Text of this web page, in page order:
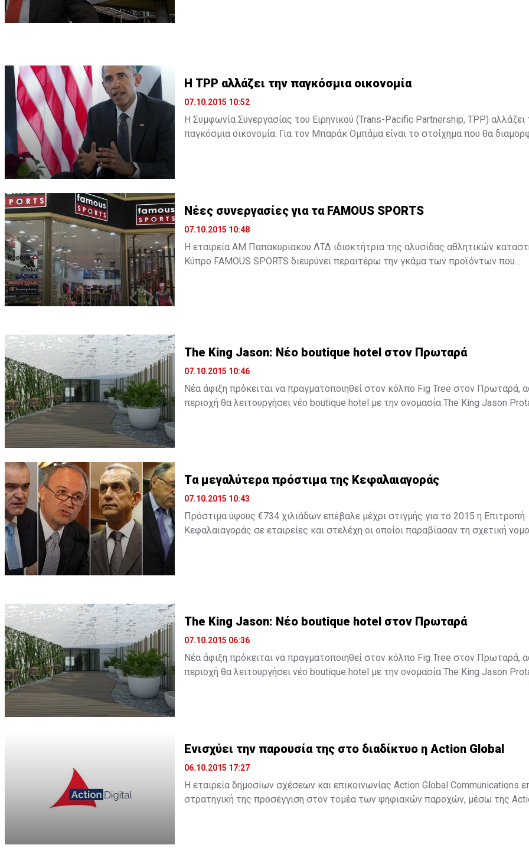
H TPP αλλάζει την παγκόσμια οικονομία
07.10.2015 10:52
Η Συμφωνία Συνεργασίας του Ειρηνικού (Trans-Pacific Partnership, TPP) αλλάζει
παγκόσμια οικονομία. Για τον Μπαράκ Ομπάμα είναι το στοίχημα που θα
Νέες συνεργασίες για τα FAMOUS SPORTS
07.10.2015 10:48
Η εταιρεία ΑΜ Παπακυριακου ΛΤΔ ιδιοκτήτρια της αλυσίδας αθλητικών
Κύπρο FAMOUS SPORTS διευρύνει περαιτέρω την γκάμα των προϊόντων που
The King Jason: Νέο boutique hotel στον Πρωταρά
07.10.2015 10:46
Νέα άφιξη πρόκειται να πραγματοποιηθεί στον κόλπο Fig Tree στον Πρωταρά,
περιοχή θα λειτουργήσει νέο boutique hotel με την ονομασία The King Jason
Tα μεγαλύτερα πρόστιμα της Κεφαλαιαγοράς
07.10.2015 10:43
Πρόστιμα ύψους €734 χιλιάδων επέβαλε μέχρι στιγμής για το 2015 η Επιτροπή
Κεφαλαιαγοράς σε εταιρείες και στελέχη οι οποίοι παραβίασαν τη σχετική
The King Jason: Νέο boutique hotel στον Πρωταρά
07.10.2015 06:36
Νέα άφιξη πρόκειται να πραγματοποιηθεί στον κόλπο Fig Tree στον Πρωταρά,
περιοχή θα λειτουργήσει νέο boutique hotel με την ονομασία The King Jason
Ενισχύει την παρουσία της στο διαδίκτυο η Action Global
06.10.2015 17:27
Η εταιρεία δημοσίων σχέσεων και επικοινωνίας Action Global Communications
στρατηγική της προσέγγιση στον τομέα των ψηφιακών παροχών, μέσω της